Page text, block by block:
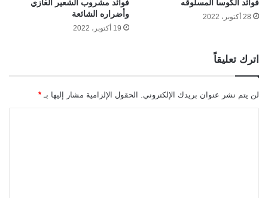
فوائد الكوسا المسلوقه
28 أكتوبر، 2022
فوائد مشروب الشعير الغازي
وأضراره الشائعة
19 أكتوبر، 2022
اترك تعليقاً
لن يتم نشر عنوان بريدك الإلكتروني. الحقول الإلزامية مشار إليها بـ *